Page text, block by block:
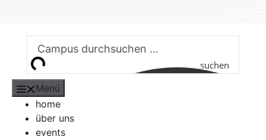
springen
suchen
Menü
home
über uns
events